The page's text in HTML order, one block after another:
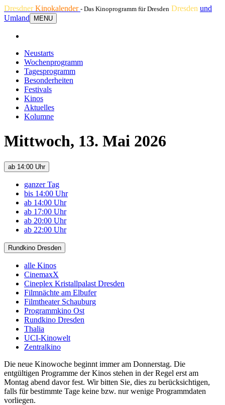
DresdnerKinokalender - Das Kinoprogramm für Dresden Dresden und
Umland
MENU
Neustarts
Wochenprogramm
Tagesprogramm
Besonderheiten
Festivals
Kinos
Aktuelles
Kolumne
Mittwoch, 13. Mai 2026
ab 14:00 Uhr
ganzer Tag
bis 14:00 Uhr
ab 14:00 Uhr
ab 17:00 Uhr
ab 20:00 Uhr
ab 22:00 Uhr
Rundkino Dresden
alle Kinos
CinemaxX
Cineplex Kristallpalast Dresden
Filmnächte am Elbufer
Filmtheater Schauburg
Programmkino Ost
Rundkino Dresden
Thalia
UCI-Kinowelt
Zentralkino
Die neue Kinowoche beginnt immer am Donnerstag. Die
entgültigen Programme der Kinos stehen in der Regel erst am
Montag abend davor fest. Wir bitten Sie, dies zu berücksichtigen,
falls für bestimmte Tage keine bzw. nur wenige Programmdaten
vorliegen.